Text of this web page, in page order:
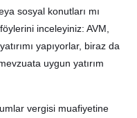
sosyal konutları mı
inceleyiniz: AVM,
yapıyorlar, biraz da
uygun yatırım
vergisi muafiyetine